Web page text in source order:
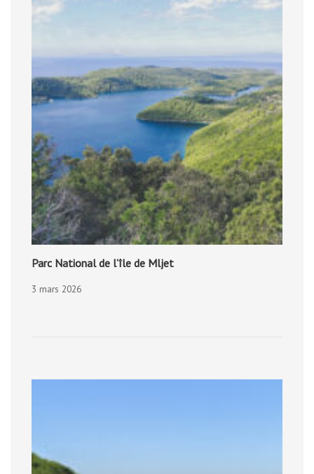
Parc National de l’île de Mljet
3 mars 2026